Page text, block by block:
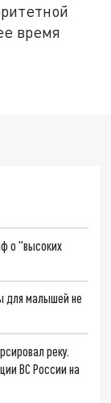
время
о "высоких
для малышей не
реку.
ВС России на